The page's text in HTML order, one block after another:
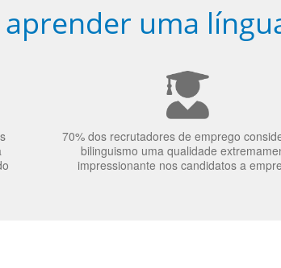
uma
70% dos recrutadores de emprego
bilinguismo uma qualidade
impressionante nos candidatos a